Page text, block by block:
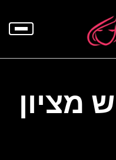
מציון